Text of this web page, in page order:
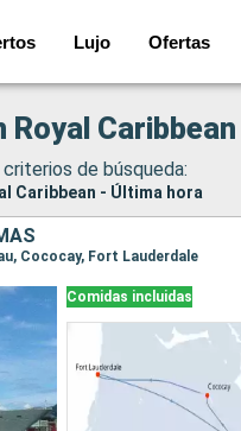
Lujo Ofertas
Caribbean
criterios de búsqueda:
Caribbean - Última hora
Cococay, Fort Lauderdale
Comidas incluidas